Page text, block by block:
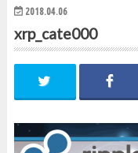
2018.04.06
xrp_cate000